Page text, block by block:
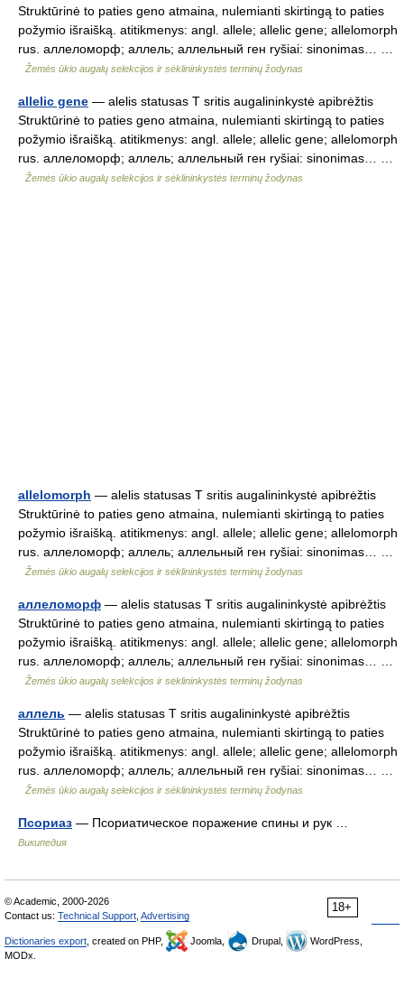
Struktūrinė to paties geno atmaina, nulemianti skirtingą to paties
požymio išraišką. atitikmenys: angl. allele; allelic gene; allelomorph
rus. аллеломорф; аллель; аллельный ген ryšiai: sinonimas… …
Žemės ūkio augalų selekcijos ir sėklininkystės terminų žodynas
allelic gene — alelis statusas T sritis augalininkystė apibrėžtis
Struktūrinė to paties geno atmaina, nulemianti skirtingą to paties
požymio išraišką. atitikmenys: angl. allele; allelic gene; allelomorph
rus. аллеломорф; аллель; аллельный ген ryšiai: sinonimas… …
Žemės ūkio augalų selekcijos ir sėklininkystės terminų žodynas
allelomorph — alelis statusas T sritis augalininkystė apibrėžtis
Struktūrinė to paties geno atmaina, nulemianti skirtingą to paties
požymio išraišką. atitikmenys: angl. allele; allelic gene; allelomorph
rus. аллеломорф; аллель; аллельный ген ryšiai: sinonimas… …
Žemės ūkio augalų selekcijos ir sėklininkystės terminų žodynas
аллеломорф — alelis statusas T sritis augalininkystė apibrėžtis
Struktūrinė to paties geno atmaina, nulemianti skirtingą to paties
požymio išraišką. atitikmenys: angl. allele; allelic gene; allelomorph
rus. аллеломорф; аллель; аллельный ген ryšiai: sinonimas… …
Žemės ūkio augalų selekcijos ir sėklininkystės terminų žodynas
аллель — alelis statusas T sritis augalininkystė apibrėžtis
Struktūrinė to paties geno atmaina, nulemianti skirtingą to paties
požymio išraišką. atitikmenys: angl. allele; allelic gene; allelomorph
rus. аллеломорф; аллель; аллельный ген ryšiai: sinonimas… …
Žemės ūkio augalų selekcijos ir sėklininkystės terminų žodynas
Псориаз — Псориатическое поражение спины и рук …
Википедия
18+
© Academic, 2000-2026
Contact us: Technical Support Advertising
Dictionaries export , created on PHP, Joomla, Drupal,
WordPress,
MODx.